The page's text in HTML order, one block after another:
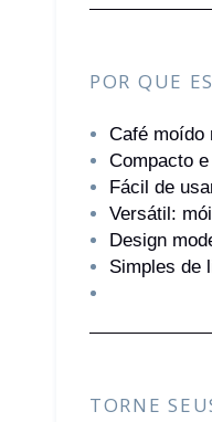
POR QUE
Café moído
Compacto
Fácil de
Versátil:
Design
Simples de
TORNE